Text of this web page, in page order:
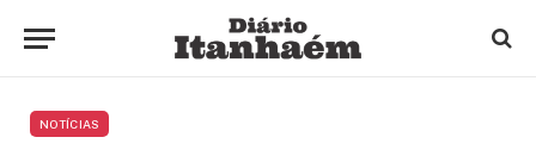
NOTÍCIAS